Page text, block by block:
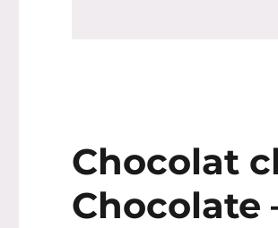
Chocolat
Chocolate